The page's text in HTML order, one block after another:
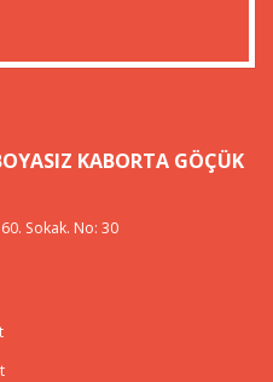
KABORTA GÖÇÜK
Sokak. No: 30